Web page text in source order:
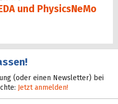
und PhysicsNeMo
(oder einen Newsletter) bei
Jetzt anmelden!